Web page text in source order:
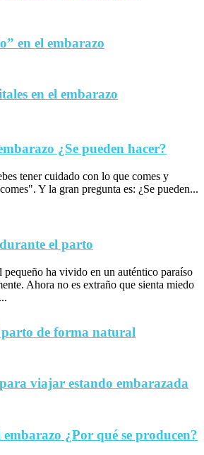
en el embarazo
en el embarazo
¿Se pueden hacer?
tener cuidado con lo que comes y
Y la gran pregunta es: ¿Se pueden...
el parto
pequeño ha vivido en un auténtico paraíso
Ahora no es extraño que sienta miedo
de forma natural
viajar estando embarazada
¿Por qué se producen?